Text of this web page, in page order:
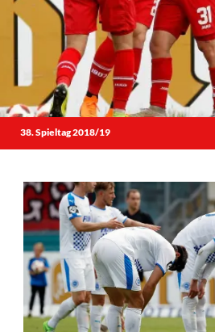
38. Spieltag 2018/19